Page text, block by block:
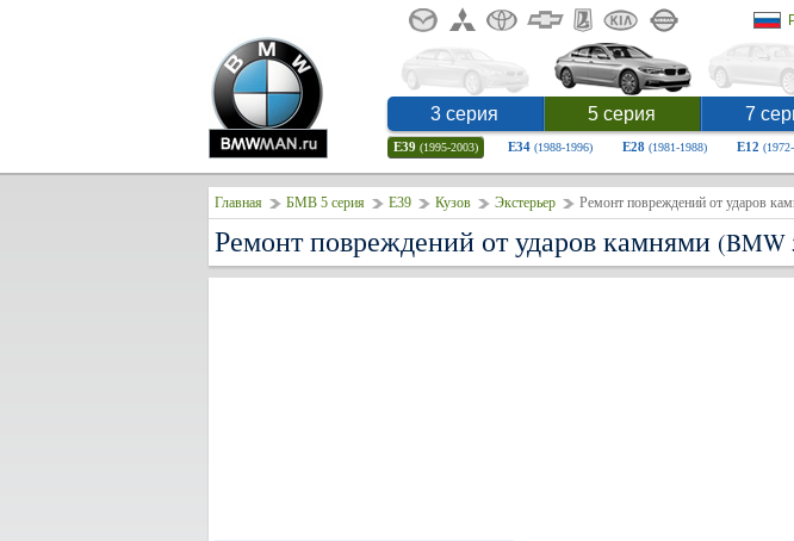
3 серия 5 серия 7
E39 (1995-2003) E34 (1988-1996) E28 (1981-1988) E12
Главная БМВ 5 серия E39 Кузов Экстерьер Ремонт повреждений от ударов
Ремонт повреждений от ударов камнями (BMW